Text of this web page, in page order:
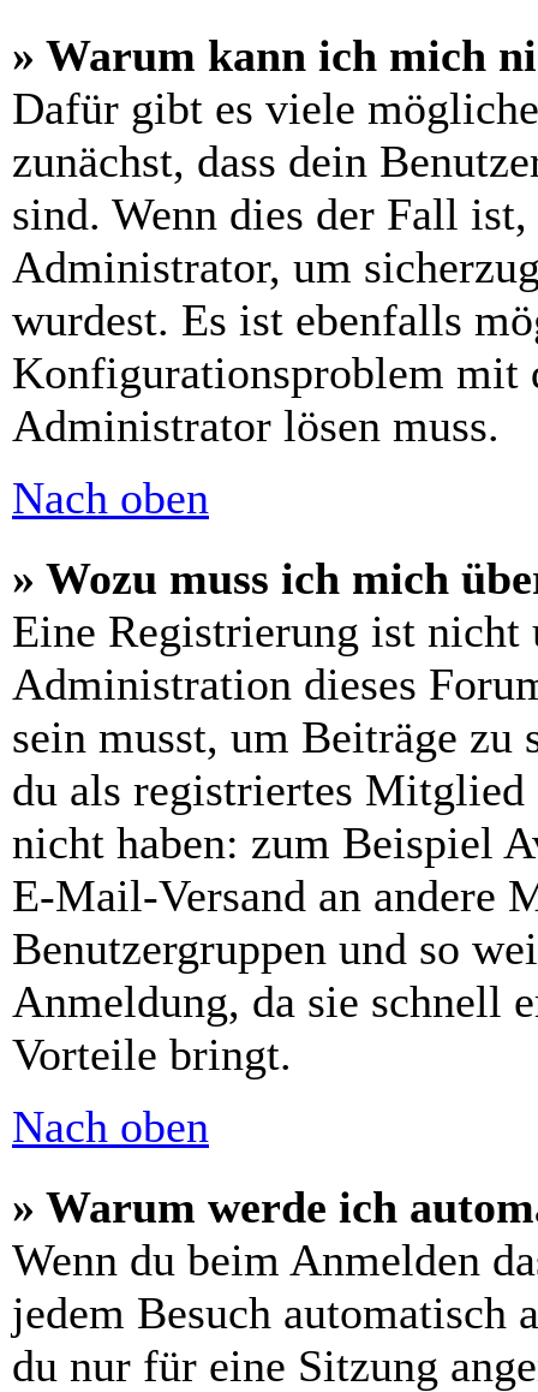
» Warum kann ich mich
Dafür gibt es viele
zunächst, dass dein
sind. Wenn dies der Fall
Administrator, um
wurdest. Es ist ebenfalls
Konfigurationsproblem mit
Administrator lösen muss.
Nach oben
» Wozu muss ich mich
Eine Registrierung ist
Administration dieses
sein musst, um Beiträge
du als registriertes Mitglied
nicht haben: zum Beispiel
E-Mail-Versand an andere
Benutzergruppen und so
Anmeldung, da sie schnell
Vorteile bringt.
Nach oben
» Warum werde ich
Wenn du beim Anmelden
jedem Besuch automatisch
du nur für eine Sitzung